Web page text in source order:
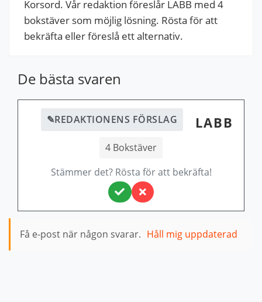
Korsord. Vår redaktion föreslår LABB med 4
bokstäver som möjlig lösning. Rösta för att
bekräfta eller föreslå ett alternativ.
De bästa svaren
✎REDAKTIONENS FÖRSLAG LABB
4 Bokstäver
Stämmer det? Rösta för att bekräfta!
Få e-post när någon svarar. Håll mig uppdaterad